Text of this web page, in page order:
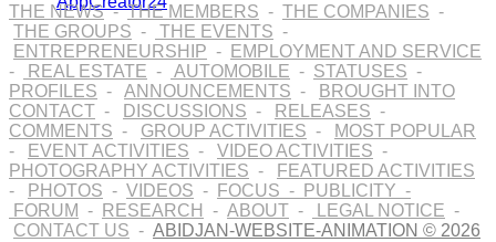
THE NEWS-THE MEMBERS - THE COMPANIES -
THE GROUPS - THE EVENTS -
ENTREPRENEURSHIP -
EMPLOYMENT AND SERVICE
-
REAL ESTATE - AUTOMOBILE - STATUSES -
PROFILES - ANNOUNCEMENTS -
BROUGHT INTO
CONTACT - DISCUSSIONS - RELEASES -
COMMENTS - GROUP ACTIVITIES -
MOST POPULAR
-
EVENT ACTIVITIES - VIDEO ACTIVITIES -
PHOTOGRAPHY ACTIVITIES -
FEATURED ACTIVITIES
-
PHOTOS - VIDEOS - FOCUS - PUBLICITY -
FORUM - RESEARCH - ABOUT - LEGAL NOTICE -
CONTACT US - ABIDJAN-WEBSITE-ANIMATION © 2026